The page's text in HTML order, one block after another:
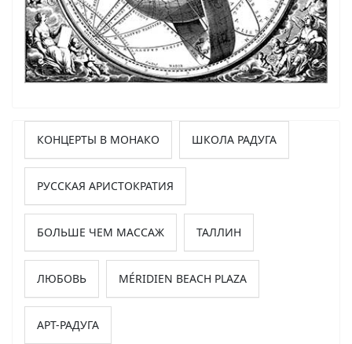
КОНЦЕРТЫ В МОНАКО ШКОЛА РАДУГА
РУССКАЯ АРИСТОКРАТИЯ
БОЛЬШЕ ЧЕМ МАССАЖ ТАЛЛИН
ЛЮБОВЬ MÉRIDIEN BEACH PLAZA
АРТ-РАДУГА